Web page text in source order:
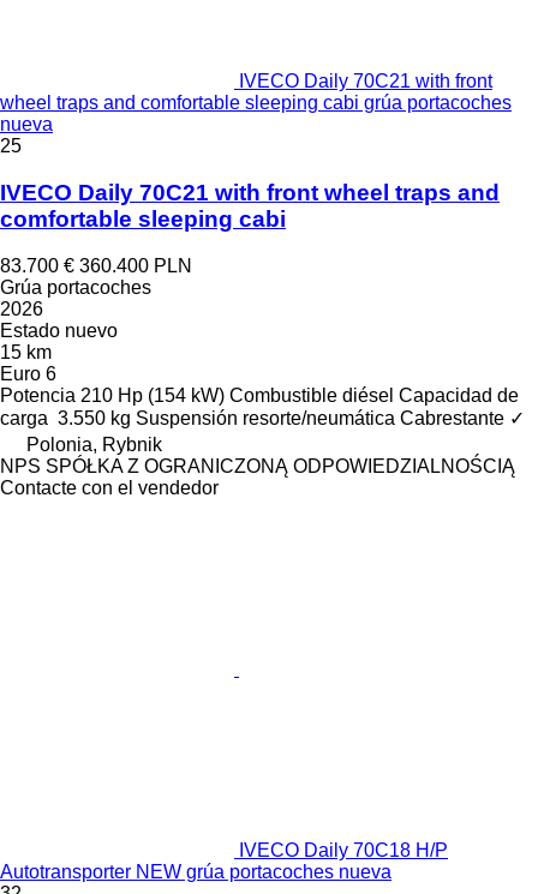
IVECO Daily 70C21 with front
wheel traps and comfortable sleeping cabi grúa portacoches
nueva
25
IVECO Daily 70C21 with front wheel traps and
comfortable sleeping cabi
83.700 € 360.400 PLN
Grúa portacoches
2026
Estado nuevo
15 km
Euro 6
Potencia 210 Hp (154 kW) Combustible diésel Capacidad de
carga 3.550 kg Suspensión resorte/neumática Cabrestante ✓
Polonia, Rybnik
NPS SPÓŁKA Z OGRANICZONĄ ODPOWIEDZIALNOŚCIĄ
Contacte con el vendedor
IVECO Daily 70C18 H/P
Autotransporter NEW grúa portacoches nueva